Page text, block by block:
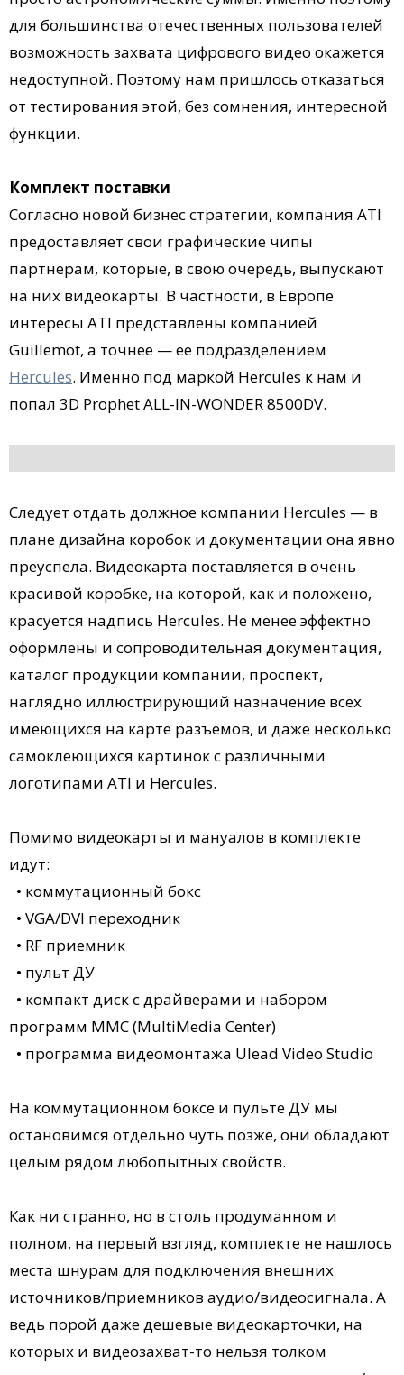
для большинства отечественных пользователей
возможность захвата цифрового видео окажется
недоступной. Поэтому нам пришлось отказаться
от тестирования этой, без сомнения, интересной
функции.
Комплект поставки
Согласно новой бизнес стратегии, компания ATI
предоставляет свои графические чипы
партнерам, которые, в свою очередь, выпускают
на них видеокарты. В частности, в Европе
интересы ATI представлены компанией
Guillemot, а точнее — ее подразделением
Hercules. Именно под маркой Hercules к нам и
попал 3D Prophet ALL-IN-WONDER 8500DV.
Следует отдать должное компании Hercules — в
плане дизайна коробок и документации она явно
преуспела. Видеокарта поставляется в очень
красивой коробке, на которой, как и положено,
красуется надпись Hercules. Не менее эффектно
оформлены и сопроводительная документация,
каталог продукции компании, проспект,
наглядно иллюстрирующий назначение всех
имеющихся на карте разъемов, и даже несколько
самоклеющихся картинок с различными
логотипами ATI и Hercules.
Помимо видеокарты и мануалов в комплекте
идут:
• коммутационный бокс
• VGA/DVI переходник
• RF приемник
• пульт ДУ
• компакт диск с драйверами и набором
программ MMC (MultiMedia Center)
• программа видеомонтажа Ulead Video Studio
На коммутационном боксе и пульте ДУ мы
остановимся отдельно чуть позже, они обладают
целым рядом любопытных свойств.
Как ни странно, но в столь продуманном и
полном, на первый взгляд, комплекте не нашлось
места шнурам для подключения внешних
источников/приемников аудио/видеосигнала. А
ведь порой даже дешевые видеокарточки, на
которых и видеозахват-то нельзя толком